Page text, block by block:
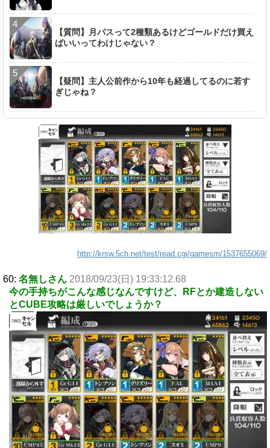
【質問】月パスって2種類あるけどゴールドだけ買え
ばいいってわけじゃない？
【疑問】主人公前作から10年も経過してるのに若す
ぎじゃね？
http://krsw.5ch.net/test/read.cgi/gamesm/1537655069/
60: 名無しさん 2018/09/23(日) 19:33:12.68
今の手持ちがこんな感じなんですけど、RFとか建造しない
とCUBE攻略は厳しいでしょうか？